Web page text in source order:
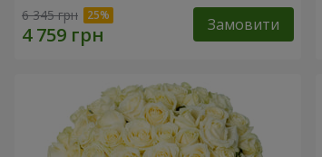
6 345 грн Замовити